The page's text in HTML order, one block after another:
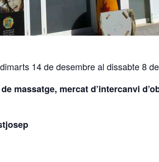
14 de desembre al dissabte 8
massatge, mercat d’intercanvi